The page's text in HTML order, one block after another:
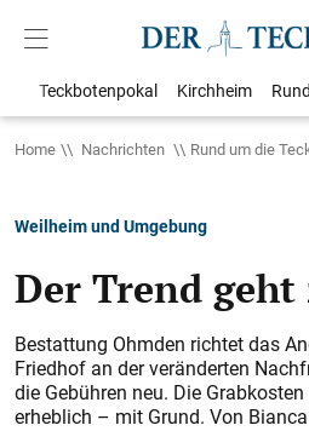
Teckbotenpokal Kirchheim
Home Nachrichten Rund um die
Weilheim und Umgebung
Der Trend
Bestattung Ohmden richtet das
Friedhof an der veränderten
die Gebühren neu. Die
erheblich – mit Grund. Von